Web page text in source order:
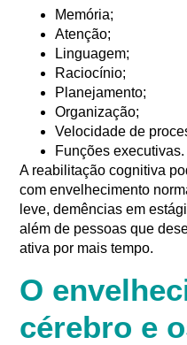
Memória;
Atenção;
Linguagem;
Raciocínio;
Planejamento;
Organização;
Velocidade de
Funções executivas.
A reabilitação cognitiva
com envelhecimento
leve, demências em
além de pessoas que
ativa por mais tempo.
O
cérebro e